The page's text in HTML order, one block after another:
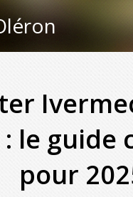
le guide
pour